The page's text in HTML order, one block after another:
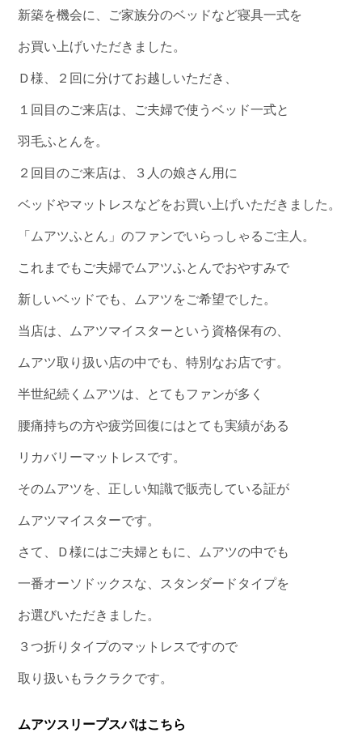
新築を機会に、ご家族分のベッドなど寝具一式を
お買い上げいただきました。
Ｄ様、２回に分けてお越しいただき、
１回目のご来店は、ご夫婦で使うベッド一式と
羽毛ふとんを。
２回目のご来店は、３人の娘さん用に
ベッドやマットレスなどをお買い上げいただきました。
「ムアツふとん」のファンでいらっしゃるご主人。
これまでもご夫婦でムアツふとんでおやすみで
新しいベッドでも、ムアツをご希望でした。
当店は、ムアツマイスターという資格保有の、
ムアツ取り扱い店の中でも、特別なお店です。
半世紀続くムアツは、とてもファンが多く
腰痛持ちの方や疲労回復にはとても実績がある
リカバリーマットレスです。
そのムアツを、正しい知識で販売している証が
ムアツマイスターです。
さて、Ｄ様にはご夫婦ともに、ムアツの中でも
一番オーソドックスな、スタンダードタイプを
お選びいただきました。
３つ折りタイプのマットレスですので
取り扱いもラクラクです。
ムアツスリープスパはこちら